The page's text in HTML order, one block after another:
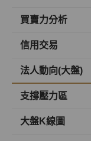
買賣力分析
信用交易
法人動向(大盤)
支撐壓力區
大盤K線圖